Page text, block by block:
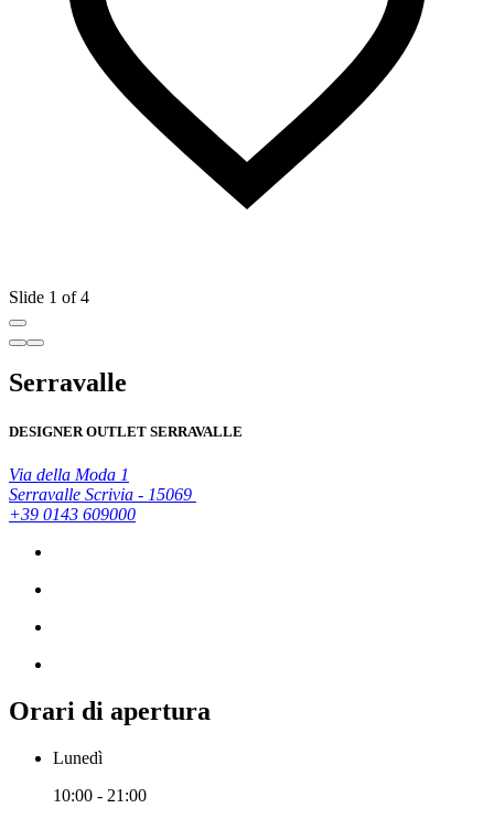
Slide 1 of 4
Serravalle
DESIGNER OUTLET SERRAVALLE
Via della Moda 1
Serravalle Scrivia - 15069
+39 0143 609000
Orari di apertura
Lunedì
10:00 - 21:00